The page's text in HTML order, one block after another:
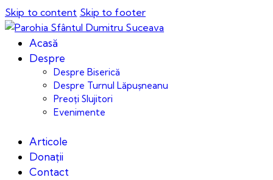
Skip to content Skip to footer
Acasă
Despre
Despre Biserică
Despre Turnul Lăpușneanu
Preoți Slujitori
Evenimente
Articole
Donații
Contact